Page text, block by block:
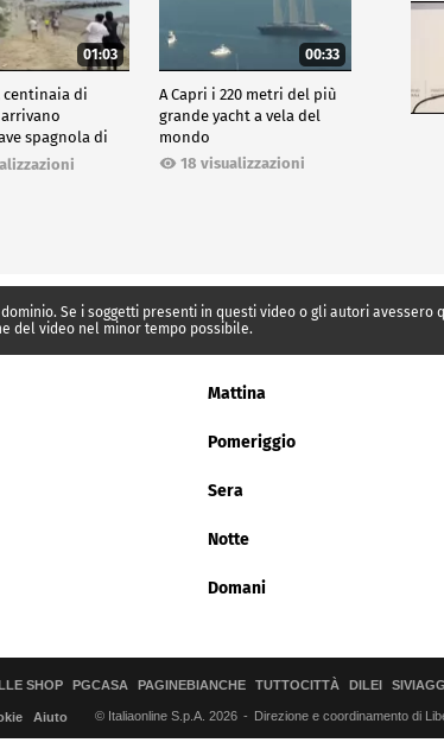
01:03
centinaia di
spagnola di
00:33
A Capri i 220 metri del più
grande yacht a vela del
mondo
18 visualizzazioni
Se i soggetti presenti in questi video o gli autori
del video nel minor tempo possibile.
Mattina
Pomeriggio
Sera
Notte
Domani
SHOP PGCASA PAGINEBIANCHE TUTTOCITTÀ DILEI
Aiuto © Italiaonline S.p.A. 2026 Direzione e coordinamento di